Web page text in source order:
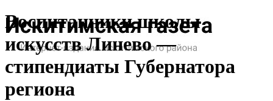
Воспитанники школы
искусств Линево —
стипендиаты Губернатора
региона